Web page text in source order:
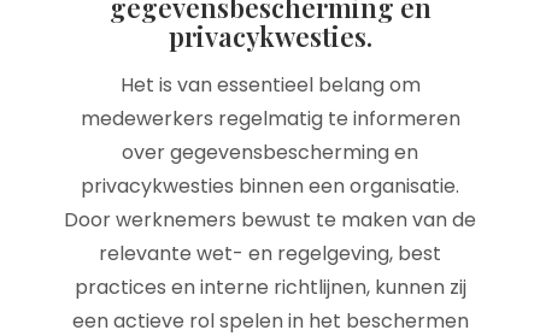
gegevensbescherming en
privacykwesties.
Het is van essentieel belang om
medewerkers regelmatig te informeren
over gegevensbescherming en
privacykwesties binnen een organisatie.
Door werknemers bewust te maken van de
relevante wet- en regelgeving, best
practices en interne richtlijnen, kunnen zij
een actieve rol spelen in het beschermen